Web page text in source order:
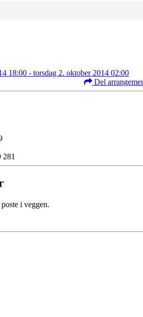
18:00 - torsdag 2. oktober 2014 02:00
Del
281
i veggen.